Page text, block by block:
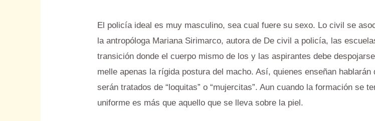
El policía ideal es muy masculino, sea cual fuere su sexo. Lo civil se
la antropóloga Mariana Sirimarco, autora de De civil a policía, las
transición donde el cuerpo mismo de los y las aspirantes debe
melle apenas la rígida postura del macho. Así, quienes enseñan
serán tratados de “loquitas” o “mujercitas”. Aun cuando la formación se
uniforme es más que aquello que se lleva sobre la piel.